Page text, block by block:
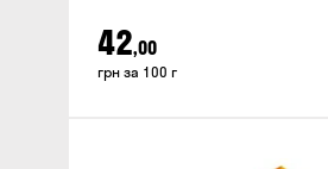
42,00
грн за 100 г